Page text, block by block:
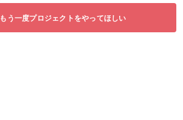
もう一度プロジェクトをやってほしい